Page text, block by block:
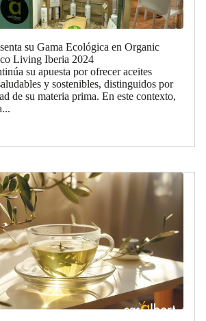
su Gama Ecológica en Organic
Living Iberia 2024
su apuesta por ofrecer aceites
y sostenibles, distinguidos por
de su materia prima. En este contexto,